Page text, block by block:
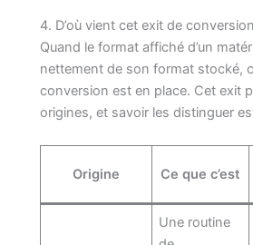
4. D’où vient cet exit de conversion
Quand le format affiché d’un
nettement de son format stocké,
conversion est en place. Cet exit
origines, et savoir les distinguer
Origine Ce que c’est
Une routine